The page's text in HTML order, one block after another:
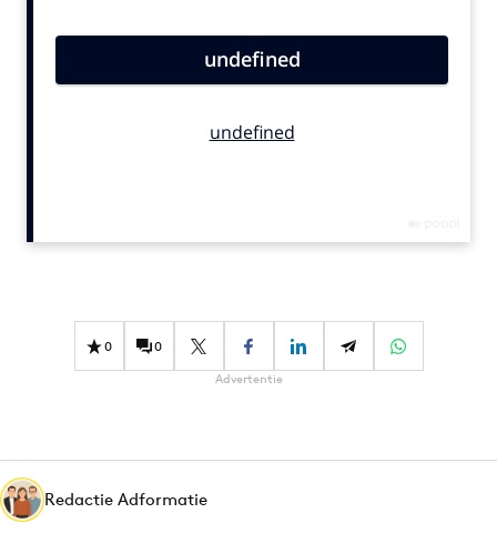
Carriere
Diversiteit
Interne communicatie
Martech
Media
0 0
Advertentie
Redactie Adformatie